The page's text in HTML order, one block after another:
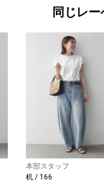
同じレ
本部スタッフ
机 / 166